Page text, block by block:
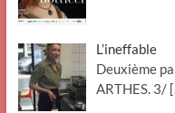
L’ineffable
Deuxième
ARTHES. 3/